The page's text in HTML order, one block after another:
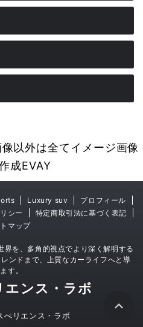
以外は全てイメージ画像
成EVAY
Luxury suv
プロフィール
シー
特定商取引法に基づく表記
マップ
を、多角的視点でより深く解明する
ンドまで、上質なカーライフへと導
す。
リエンス・ラボ